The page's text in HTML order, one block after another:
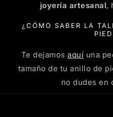
joyería artesanal,
¿CÓMO SABER LA
Te dejamos aquí una
tamaño de tu anillo de
no dudes en